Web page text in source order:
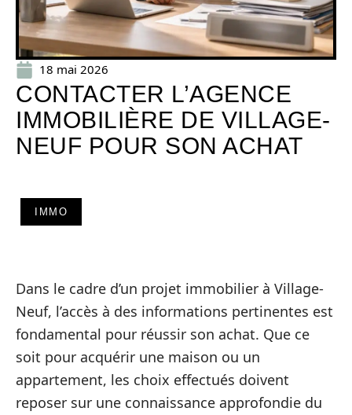
18 mai 2026
CONTACTER L’AGENCE
IMMOBILIÈRE DE VILLAGE-
NEUF POUR SON ACHAT
IMMO
Dans le cadre d’un projet immobilier à Village-
Neuf, l’accès à des informations pertinentes est
fondamental pour réussir son achat. Que ce
soit pour acquérir une maison ou un
appartement, les choix effectués doivent
reposer sur une connaissance approfondie du